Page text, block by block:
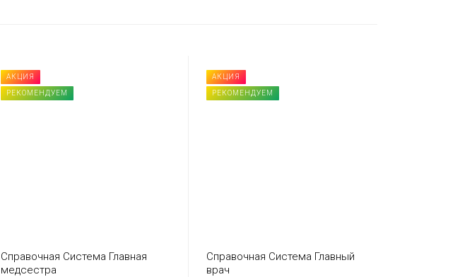
АКЦИЯ
РЕКОМЕНДУЕМ
Справочная Система Главная
медсестра
АКЦИЯ
РЕКОМЕНДУЕМ
Справочная Система Главный
врач